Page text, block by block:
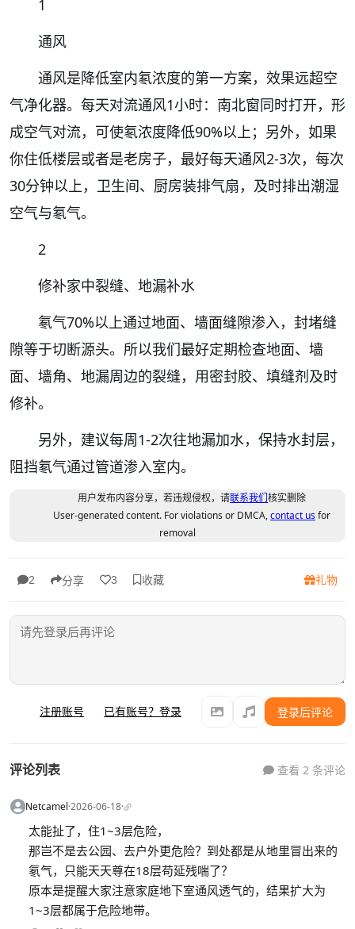
1
通风
通风是降低室内氡浓度的第一方案，效果远超空
气净化器。每天对流通风1小时：南北窗同时打开，形
成空气对流，可使氡浓度降低90%以上；另外，如果
你住低楼层或者是老房子，最好每天通风2-3次，每次
30分钟以上，卫生间、厨房装排气扇，及时排出潮湿
空气与氡气。
2
修补家中裂缝、地漏补水
氡气70%以上通过地面、墙面缝隙渗入，封堵缝
隙等于切断源头。所以我们最好定期检查地面、墙
面、墙角、地漏周边的裂缝，用密封胶、填缝剂及时
修补。
另外，建议每周1-2次往地漏加水，保持水封层，
阻挡氡气通过管道渗入室内。
用户发布内容分享，若违规侵权，请联系我们核实删除
User-generated content. For violations or DMCA,contact usfor
removal
2 分享 3 收藏 礼物
注册账号 已有账号？登录 登录后评论
评论列表 查看 2 条评论
Netcamel·2026-06-18·
太能扯了，住1~3层危险，
那岂不是去公园、去户外更危险？到处都是从地里冒出来的
氡气，只能天天尊在18层苟延残喘了？
原本是提醒大家注意家庭地下室通风透气的，结果扩大为
1~3层都属于危险地带。